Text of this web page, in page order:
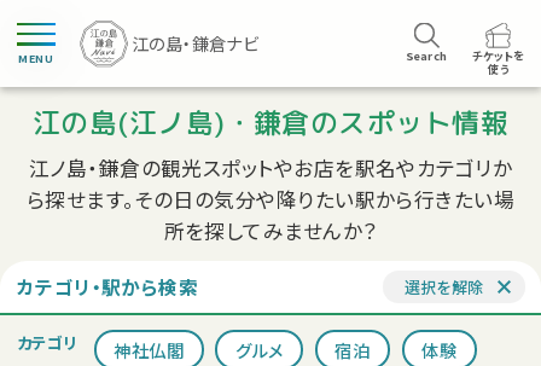
MENU Search
チケットを
使う
江の島(江ノ島)・鎌倉のスポット情報
江ノ島・鎌倉の観光スポットやお店を駅名やカテゴリか
ら探せます。その日の気分や降りたい駅から行きたい場
所を探してみませんか？
カテゴリ・駅から検索 選択を解除
カテゴリ 神社仏閣 グルメ 宿泊 体験